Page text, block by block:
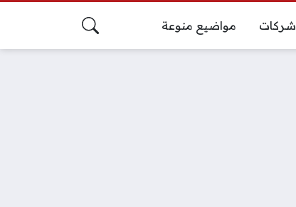
شركات مواضيع منوعة